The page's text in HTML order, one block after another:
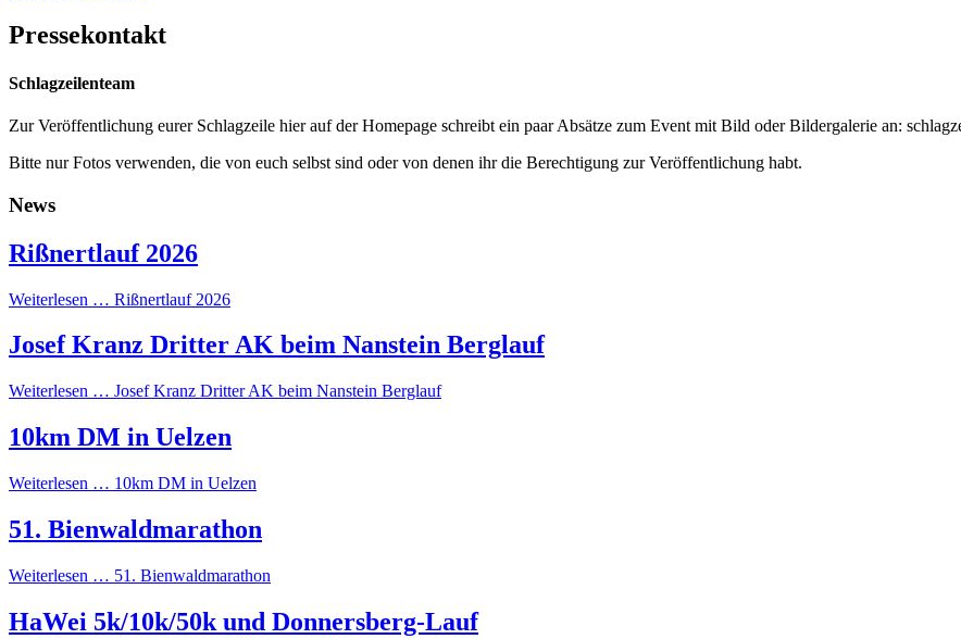
Pressekontakt
Schlagzeilenteam
Zur Veröffentlichung eurer Schlagzeile hier auf der Homepage schreibt ein paar Absätze zum Event mit Bild oder Bildergalerie an:
Bitte nur Fotos verwenden, die von euch selbst sind oder von denen ihr die Berechtigung zur Veröffentlichung habt.
News
Rißnertlauf 2026
Weiterlesen … Rißnertlauf 2026
Josef Kranz Dritter AK beim Nanstein Berglauf
Weiterlesen … Josef Kranz Dritter AK beim Nanstein Berglauf
10km DM in Uelzen
Weiterlesen … 10km DM in Uelzen
51. Bienwaldmarathon
Weiterlesen … 51. Bienwaldmarathon
HaWei 5k/10k/50k und Donnersberg-Lauf